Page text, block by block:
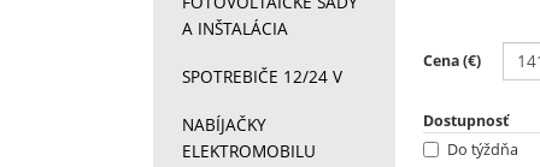
Cena (€)
Dostupnosť
Do týždňa
A INŠTALÁCIA
SPOTREBIČE 12/24 V
NABÍJAČKY
ELEKTROMOBILU